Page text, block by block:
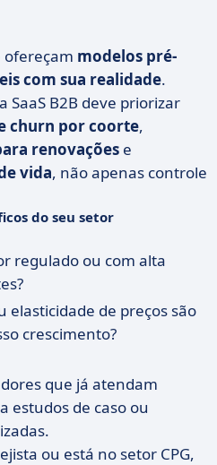
ofereçam modelos pré-
com sua realidade.
SaaS B2B deve priorizar
churn por coorte,
renovações e
vida, não apenas controle
do seu setor
regulado ou com alta
elasticidade de preços são
crescimento?
que já atendam
estudos de caso ou
ou está no setor CPG,